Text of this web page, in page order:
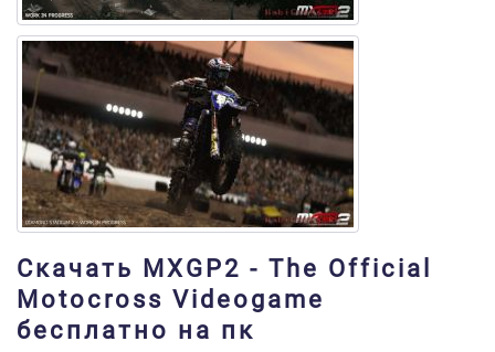
Скачать MXGP2 - The Official
Motocross Videogame
бесплатно на пк